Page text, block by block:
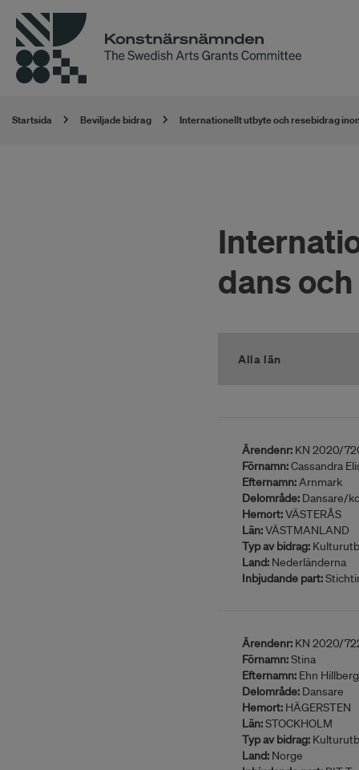
Startsida Beviljade bidrag Internationellt utbyte och resebidrag
dans
Ärendenr:KN 2020/
Förnamn:Cassandra
Efternamn:Arnmark
Delområde:Dansare/
Hemort:VÄSTERÅS
Län:VÄSTMANLAND
Typ av bidrag:
Land:Nederländerna
Inbjudande part:
Ärendenr:KN 2020/
Förnamn:Stina
Efternamn:Ehn Hillberg
Delområde:Dansare
Hemort:HÄGERSTEN
Län:STOCKHOLM
Typ av bidrag:
Land:Norge